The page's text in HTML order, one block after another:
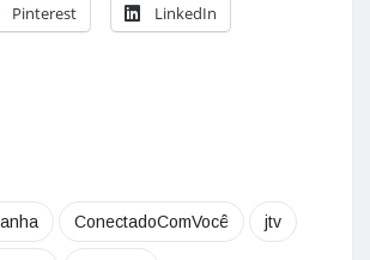
Pinterest LinkedIn
ConectadoComVocê jtv